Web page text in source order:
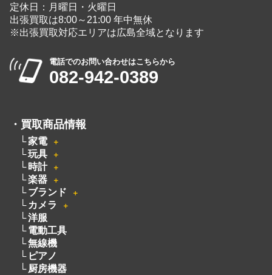
定休日：月曜日・火曜日
出張買取は8:00～21:00 年中無休
※出張買取対応エリアは広島全域となります
電話でのお問い合わせはこちらから
082-942-0389
・ 買取商品情報
家電 ＋
玩具 ＋
時計 ＋
楽器 ＋
ブランド ＋
カメラ ＋
洋服
電動工具
無線機
ピアノ
厨房機器